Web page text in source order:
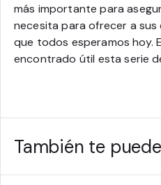
más importante para
necesita para ofrecer a sus
que todos esperamos hoy.
encontrado útil esta serie
También te